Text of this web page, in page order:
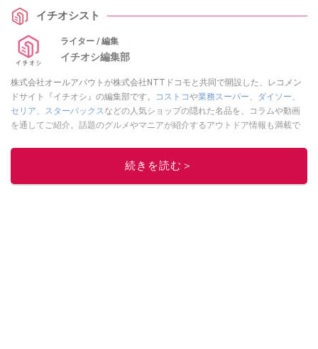
イチオシスト
ライター / 編集
イチオシ編集部
株式会社オールアバウトが株式会社NTTドコモと共同で開設した、レコメン
ドサイト『イチオシ』の編集部です。
コストコや業務スーパー ダイソー
セリア
スターバックス などの人気ショップの隠れた名品を、コラムや動画
を通してご紹介。話題のグルメやマニアが紹介するアウトドア情報も満載で
レビューしています。毎日トレンド情報をお届けしているので、ぜひ
してください！続きを読む＞